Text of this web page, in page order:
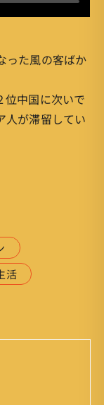
った風の客ばか
位中国に次いで
人が滞留してい
活